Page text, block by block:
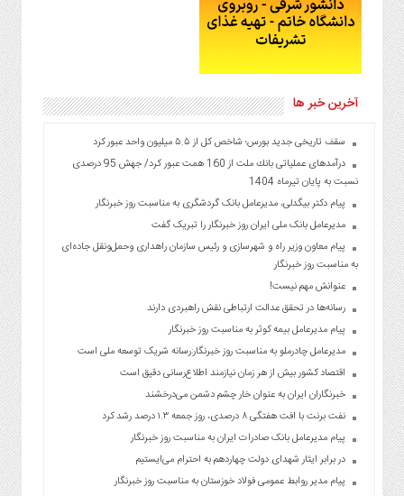
آخرین خبر ها
سقف تاریخی جدید بورس؛ شاخص کل از ۵.۵ میلیون واحد عبور کرد
درآمدهای عملیاتی بانك ملت از 160 همت عبور كرد/ جهش 95 درصدی
نسبت به پایان تیرماه 1404
پیام دکتر بیگدلی، مدیرعامل بانک گردشگری به مناسبت روز خبرنگار
مدیرعامل بانک ملی ایران روز خبرنگار را تبریک گفت
پیام معاون وزیر راه و شهرسازی و رئیس سازمان راهداری وحمل‌ونقل جاده‌ای
به مناسبت روز خبرنگار
عنوانش مهم نیست!
رسانه‌ها در تحقق عدالت ارتباطی نقش راهبردی دارند
پیام مدیرعامل بیمه کوثر به مناسبت روز خبرنگار
مدیرعامل چادرملو به مناسبت روز خبرنگار:رسانه شریک توسعه ملی است
اقتصاد کشور بیش از هر زمان نیازمند اطلاع‌رسانی دقیق است
خبرنگاران ایران به عنوان خار چشم دشمن می‌درخشند
نفت برنت با افت هفتگی ۸ درصدی، روز جمعه ۱.۳ درصد رشد کرد
پیام مدیرعامل بانک صادرات ایران به مناسبت روز خبرنگار
در برابر ایثار شهدای دولت چهاردهم به احترام می‌ایستیم
پیام مدیر روابط عمومی فولاد خوزستان به مناسبت روز خبرنگار